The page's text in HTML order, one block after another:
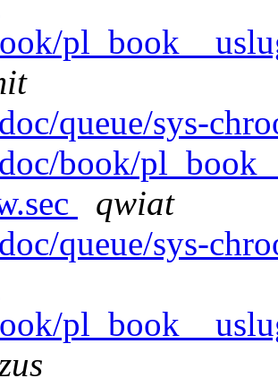
queue/sys-
book/
qwiat
queue/sys-